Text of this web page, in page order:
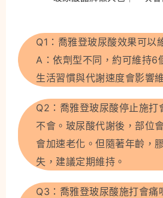
Q1：喬雅登玻尿酸效果可以
A：依劑型不同，約可維持6
生活習慣與代謝速度會影響
Q2：喬雅登玻尿酸停止施打
不會。玻尿酸代謝後，部位
會加速老化。但隨著年齡，
失，建議定期維持。
Q3：喬雅登玻尿酸施打會痛